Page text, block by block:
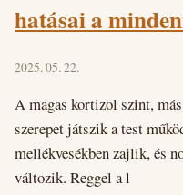
hatásai a
2025. 05. 22.
A magas kortizol szint,
szerepet játszik a test
mellékvesékben zajlik, és
változik. Reggel a l